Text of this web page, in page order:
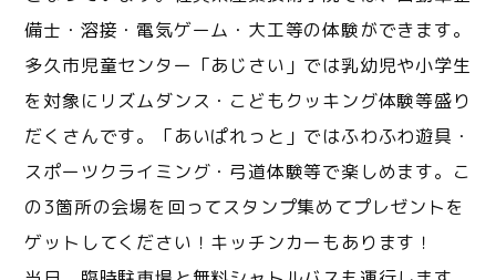
備士・溶接・電気ゲーム・大工等の体験ができます。
多久市児童センター「あじさい」では乳幼児や小学生
を対象にリズムダンス・こどもクッキング体験等盛り
だくさんです。「あいぱれっと」ではふわふわ遊具・
スポーツクライミング・弓道体験等で楽しめます。こ
の3箇所の会場を回ってスタンプ集めてプレゼントを
ゲットしてください！キッチンカーもあります！